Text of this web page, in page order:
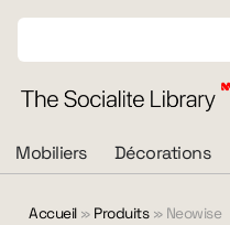
Mobiliers Décorations
Accueil» Produits» Neowise